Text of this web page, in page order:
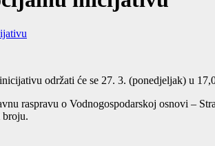
održati će se 27. 3. (ponedjeljak) u
raspravu o Vodnogospodarskoj osnovi
broju.